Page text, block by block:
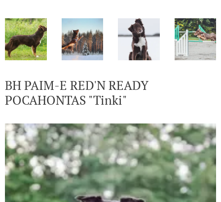
BH PAIM-E RED'N READY
POCAHONTAS "Tinki"